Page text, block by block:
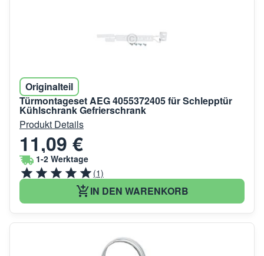
Originalteil
Türmontageset AEG 4055372405 für Schlepptür
Kühlschrank Gefrierschrank
Produkt Details
11,09 €
1-2 Werktage
(1)
IN DEN WARENKORB